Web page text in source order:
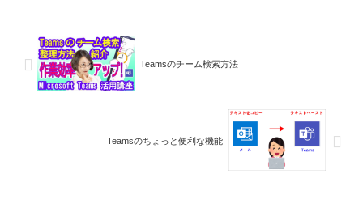
Teamsのチーム検索方法
Teamsのちょっと便利な機能